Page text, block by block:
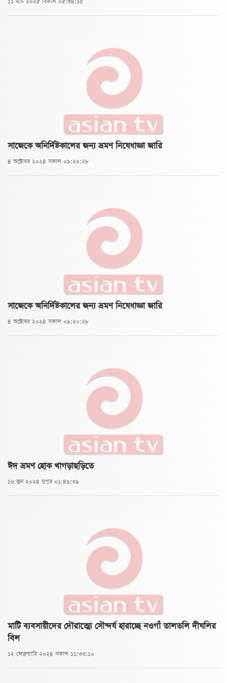
অন্যথায় দেশের উল্লেখযোগ্য প্রাকৃতিক পর্যটন কেন্দ্রগুলোর
সাজেকে অনির্দিষ্টকালের জন্য ভ্রমণ নিষেধাজ্ঞা জারি
৪ অক্টোবর ২০২৪ সকাল ০৯:২০:২৮
সাজেকে অনির্দিষ্টকালের জন্য ভ্রমণ নিষেধাজ্ঞা জারি
৪ অক্টোবর ২০২৪ সকাল ০৯:২০:২৮
ঈদ ভ্রমণ হোক খাগড়াছড়িতে
১৬ জুন ২০২৪ দুপুর ০১:৪৯:৩৯
মাটি ব্যবসায়ীদের দৌরাত্ম্যে সৌন্দর্য হারাচ্ছে নওগাঁ তালতলি দীঘলির
বিল
১২ ফেব্রুয়ারি ২০২৪ সকাল ১১:৩৩:১০